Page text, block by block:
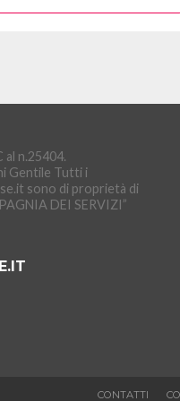
n.25404.
Gentile Tutti i
sono di proprietà di
DEI SERVIZI”
CONTATTI